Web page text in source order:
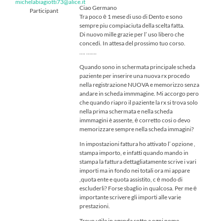
michelabiagiotti73@alice.it
Participant
Ciao Germano
Tra poco ė 1 mese di uso di Dento e sono
sempre piu compiaciuta della scelta fatta.
Di nuovo mille grazie per l’ uso libero che
concedi. In attesa del prossimo tuo corso.
Quando sono in schermata principale scheda
paziente per inserire una nuova rx procedo
nella registrazione NUOVA e memorizzo senza
andare in scheda immmagine. Mi accorgo pero
che quando riapro il paziente la rx si trova solo
nella prima schermata e nella scheda
immmagini è assente, ė corretto cosi o devo
memorizzare sempre nella scheda immagini?
In impostazioni fattura ho attivato l’ opzione ,
stampa importo, e infatti quando mando in
stampa la fattura dettagliatamente scrive i vari
importi ma in fondo nei totali ora mi appare
,quota ente e quota assistito, c ė modo di
escluderli? Forse sbaglio in qualcosa. Per me ė
importante scrivere gli importi alle varie
prestazioni.